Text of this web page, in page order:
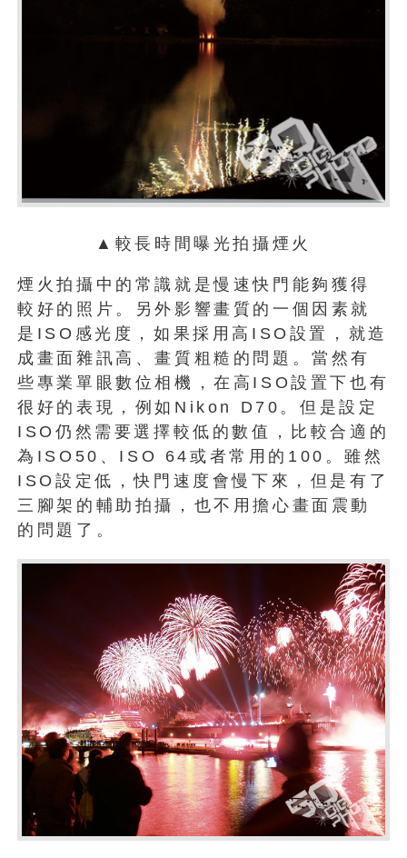
▲較長時間曝光拍攝煙火
煙火拍攝中的常識就是慢速快門能夠獲得
較好的照片。另外影響畫質的一個因素就
是ISO感光度，如果採用高ISO設置，就造
成畫面雜訊高、畫質粗糙的問題。當然有
些專業單眼數位相機，在高ISO設置下也有
很好的表現，例如Nikon D70。但是設定
ISO仍然需要選擇較低的數值，比較合適的
為ISO50、ISO 64或者常用的100。雖然
ISO設定低，快門速度會慢下來，但是有了
三腳架的輔助拍攝，也不用擔心畫面震動
的問題了。